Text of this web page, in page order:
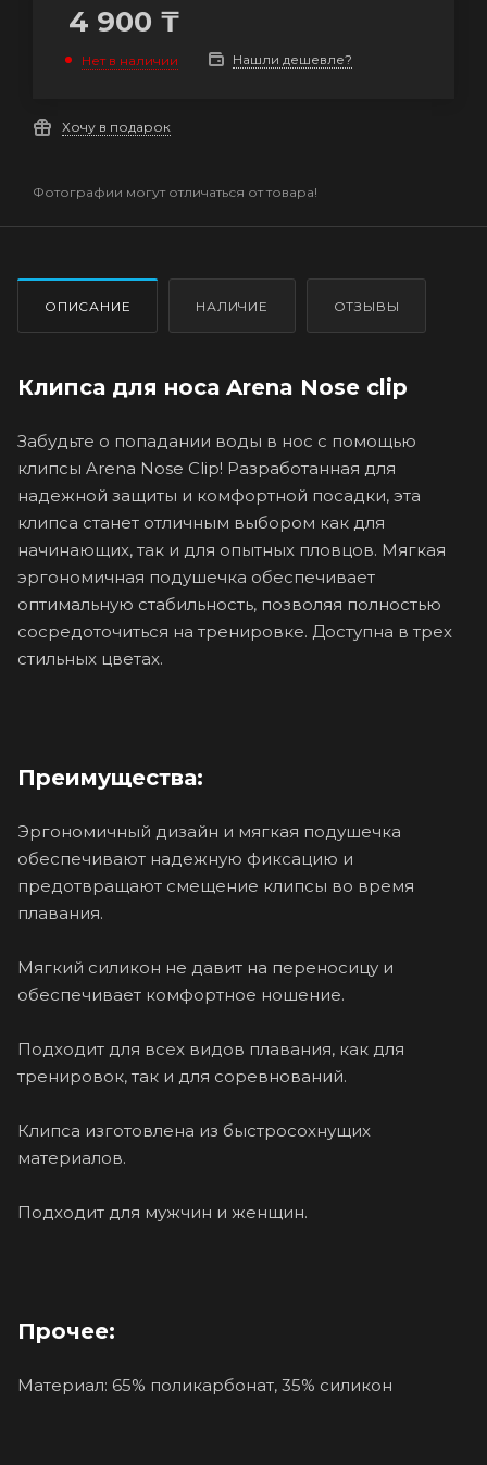
4 900 ₸
Нет в наличии Нашли дешевле?
Хочу в подарок
Фотографии могут отличаться от товара!
ОПИСАНИЕ НАЛИЧИЕ ОТЗЫВЫ
Клипса для носа Arena Nose clip
Забудьте о попадании воды в нос с помощью
клипсы Arena Nose Clip! Разработанная для
надежной защиты и комфортной посадки, эта
клипса станет отличным выбором как для
начинающих, так и для опытных пловцов. Мягкая
эргономичная подушечка обеспечивает
оптимальную стабильность, позволяя полностью
сосредоточиться на тренировке. Доступна в трех
стильных цветах.
Преимущества:
Эргономичный дизайн и мягкая подушечка
обеспечивают надежную фиксацию и
предотвращают смещение клипсы во время
плавания.
Мягкий силикон не давит на переносицу и
обеспечивает комфортное ношение.
Подходит для всех видов плавания, как для
тренировок, так и для соревнований.
Клипса изготовлена из быстросохнущих
материалов.
Подходит для мужчин и женщин.
Прочее:
Материал: 65% поликарбонат, 35% силикон